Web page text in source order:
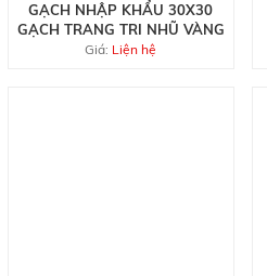
GẠCH NHẬP KHẨU 30X30
GẠCH TRANG TRI NHŨ VÀNG
Giá: Liện hệ